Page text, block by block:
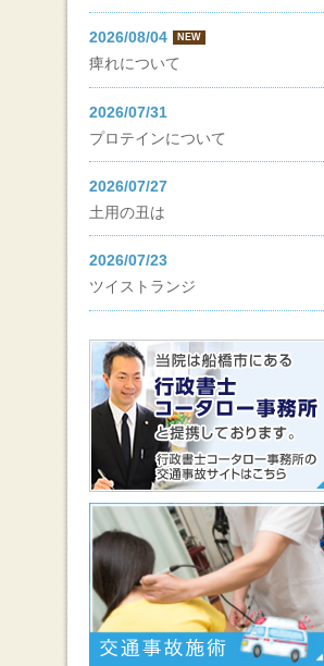
2026/08/04 NEW
痺れについて
2026/07/31
プロテインについて
2026/07/27
土用の丑は
2026/07/23
ツイストランジ